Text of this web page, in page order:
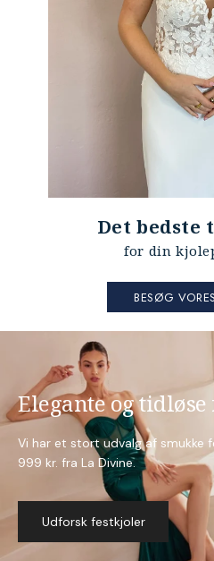
Det bedste
for din
BESØG
Elegante og
Vi har et stort udvalg af smukke
999 kr. fra La Divine.
Udforsk festkjoler